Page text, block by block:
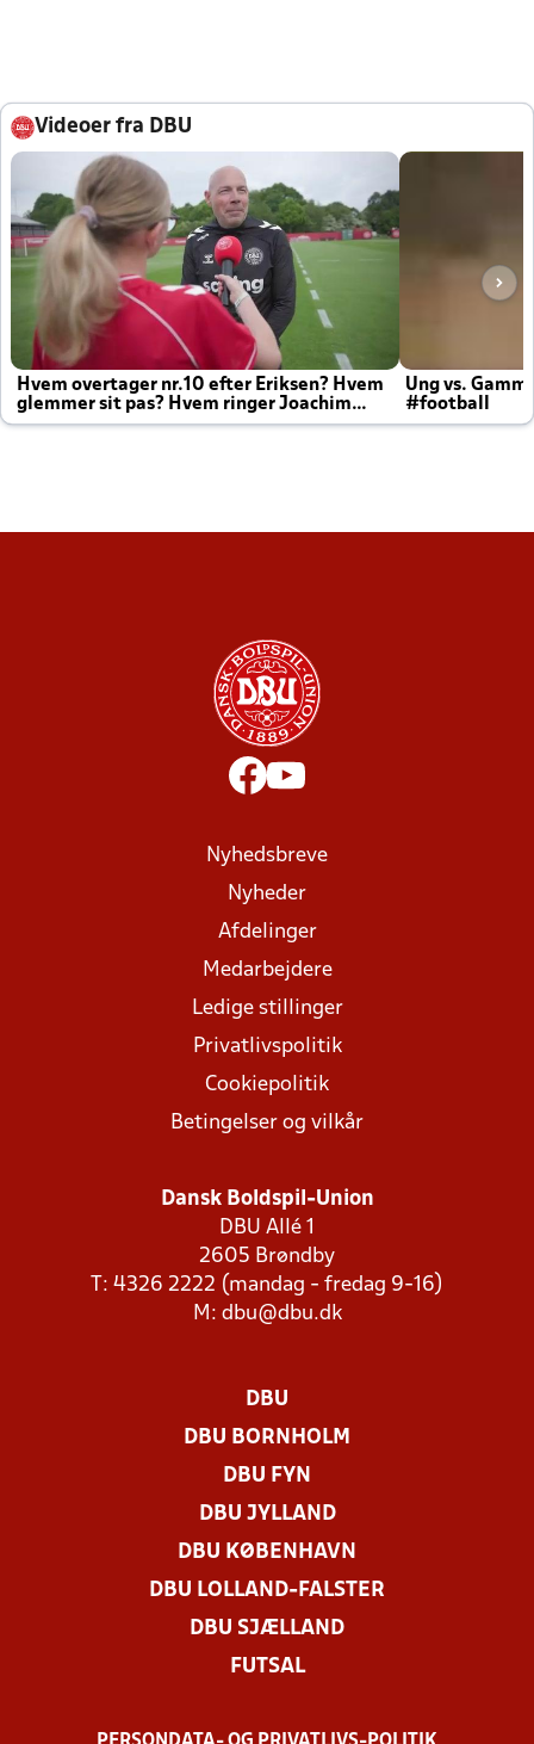
Videoer fra DBU
Hvem overtager nr.10 efter Eriksen? Hvem
glemmer sit pas? Hvem ringer Joachim
altid til efter kampe?
Ung vs.
#football
Nyhedsbreve
Nyheder
Afdelinger
Medarbejdere
Ledige stillinger
Privatlivspolitik
Cookiepolitik
Betingelser og vilkår
Dansk Boldspil-Union
DBU Allé 1
2605 Brøndby
T: 4326 2222 (mandag - fredag 9-16)
M: dbu@dbu.dk
DBU
DBU BORNHOLM
DBU FYN
DBU JYLLAND
DBU KØBENHAVN
DBU LOLLAND-FALSTER
DBU SJÆLLAND
FUTSAL